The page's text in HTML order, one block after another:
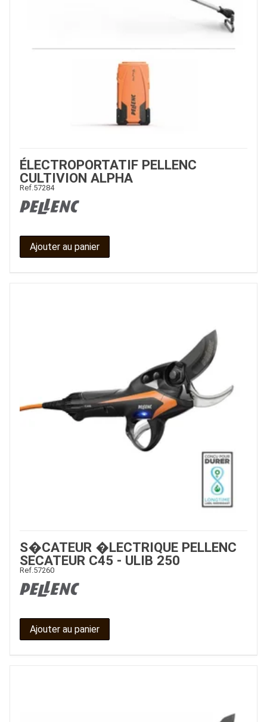
ÉLECTROPORTATIF PELLENC
CULTIVION ALPHA
Ref.57284
Ajouter au panier
S�CATEUR �LECTRIQUE PELLENC
SECATEUR C45 - ULIB 250
Ref.57260
Ajouter au panier